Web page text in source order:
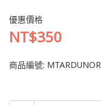
優惠價格
NT$350
商品編號: